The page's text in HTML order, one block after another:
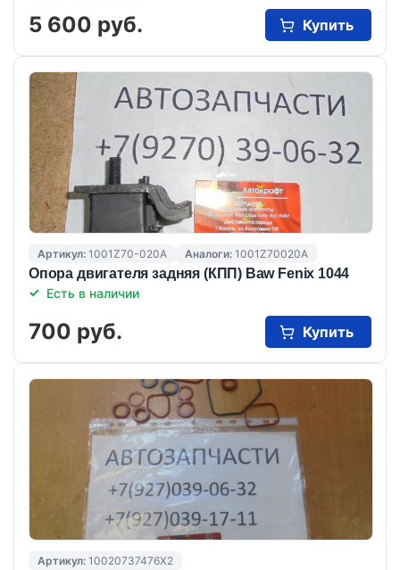
5 600 руб. Купить
Артикул: 1001Z70-020A Аналоги: 1001Z70020A
Опора двигателя задняя (КПП) Baw Fenix 1044
Есть в наличии
700 руб. Купить
Артикул: 10020737476X2